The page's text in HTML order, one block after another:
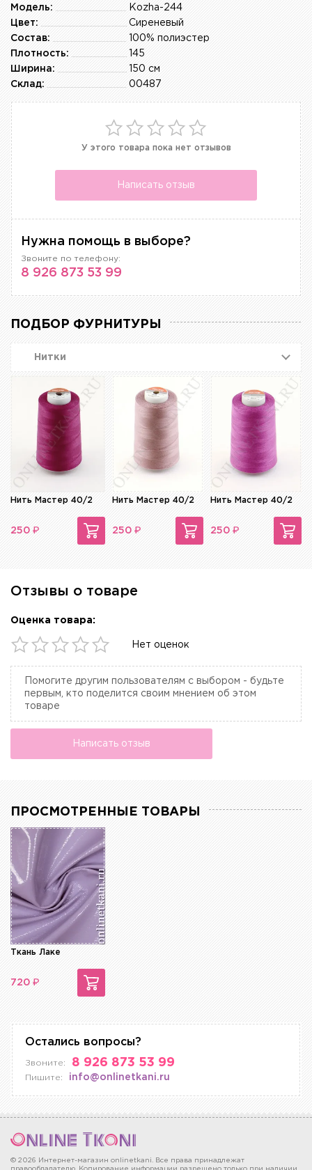
Kozha-244
Модель:
Сиреневый
Цвет:
100% полиэстер
Состав:
145
Плотность:
150 см
Ширина:
00487
Склад:
У этого товара пока нет отзывов
Написать отзыв
Нужна помощь в выборе?
Звоните по телефону:
8 926 873 53 99
ПОДБОР ФУРНИТУРЫ
Нитки
Нить Мастер 40/2
250 ₽
Нить Мастер 40/2
250 ₽
Нить Мастер 40/2
250 ₽
Отзывы о товаре
Оценка товара:
Нет оценок
Помогите другим пользователям с выбором - будьте
первым, кто поделится своим мнением об этом
товаре
Написать отзыв
ПРОСМОТРЕННЫЕ ТОВАРЫ
Ткань Лаке
720 ₽
Остались вопросы?
Звоните: 8 926 873 53 99
Пишите: info@onlinetkani.ru
© 2026 Интернет-магазин onlinetkani. Все права принадлежат